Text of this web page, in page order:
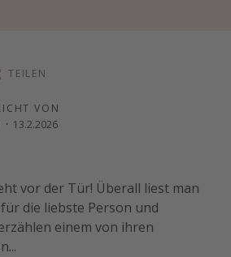
VON
· 13.2.2026
TEILEN
vor der Tür! Überall liest man
für die liebste Person und
einem von ihren